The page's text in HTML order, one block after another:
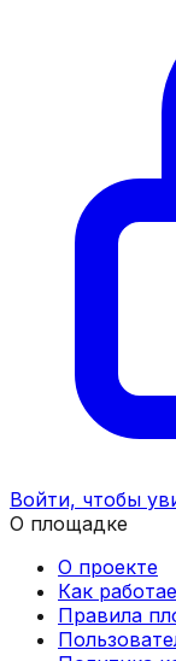
Войти, чтобы
О площадке
О проекте
Как
Правила